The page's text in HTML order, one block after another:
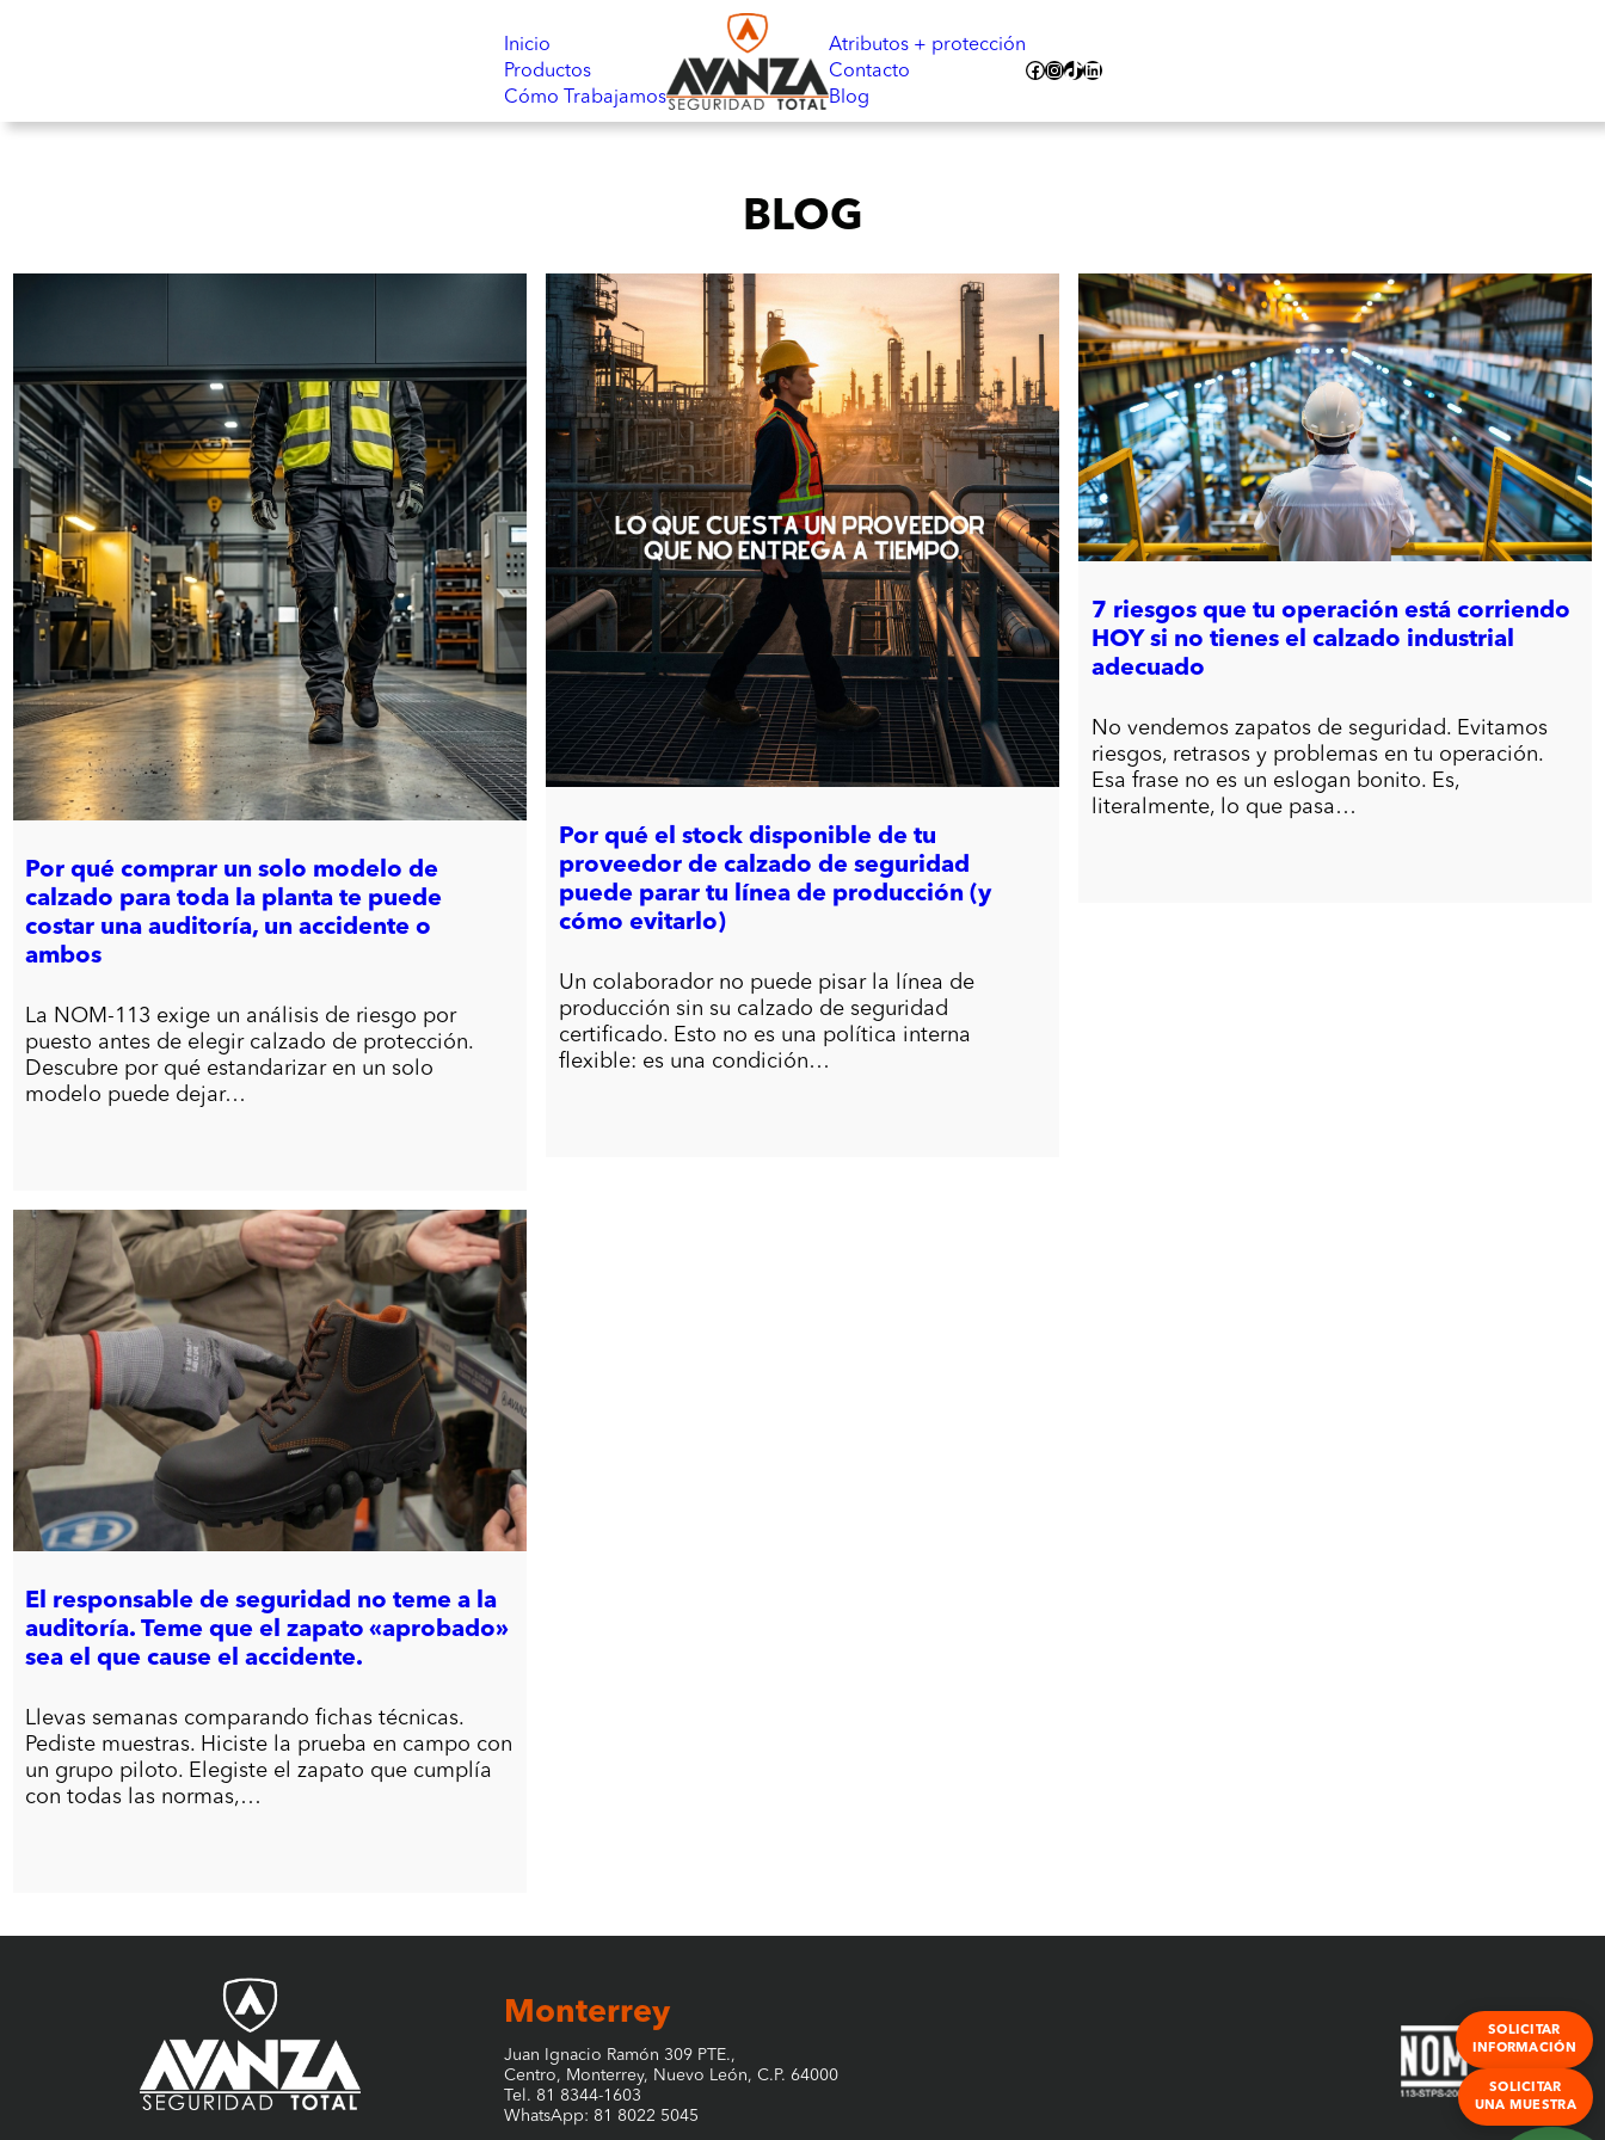
Inicio
Productos
Cómo Trabajamos
Atributos + protección
Contacto
Blog
Facebook InstagramTikTok LinkedIn
BLOG
Por qué comprar un solo modelo de
calzado para toda la planta te puede
costar una auditoría, un accidente o
ambos
La NOM-113 exige un análisis de riesgo por
puesto antes de elegir calzado de protección.
Descubre por qué estandarizar en un solo
modelo puede dejar…
Por qué el stock disponible de tu
proveedor de calzado de seguridad
puede parar tu línea de producción (y
cómo evitarlo)
Un colaborador no puede pisar la línea de
producción sin su calzado de seguridad
certificado. Esto no es una política interna
flexible: es una condición…
7 riesgos que tu operación está corriendo
HOY si no tienes el calzado industrial
adecuado
No vendemos zapatos de seguridad. Evitamos
riesgos, retrasos y problemas en tu operación.
Esa frase no es un eslogan bonito. Es,
literalmente, lo que pasa…
El responsable de seguridad no teme a la
auditoría. Teme que el zapato «aprobado»
sea el que cause el accidente.
Llevas semanas comparando fichas técnicas.
Pediste muestras. Hiciste la prueba en campo con
un grupo piloto. Elegiste el zapato que cumplía
con todas las normas,…
Monterrey
Juan Ignacio Ramón 309 PTE.,
Centro, Monterrey, Nuevo León, C.P. 64000
Tel. 81 8344-1603
WhatsApp: 81 8022 5045
SOLICITAR
INFORMACIÓN
SOLICITAR
UNA MUESTRA